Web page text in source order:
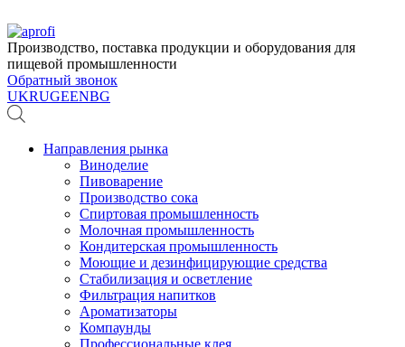
Производство, поставка продукции и оборудования для
пищевой промышленности
Обратный звонок
UKRUGEENBG
Направления рынка
Виноделие
Пивоварение
Производство сока
Спиртовая промышленность
Молочная промышленность
Кондитерская промышленность
Моющие и дезинфицирующие средства
Стабилизация и осветление
Фильтрация напитков
Ароматизаторы
Компаунды
Профессиональные клея